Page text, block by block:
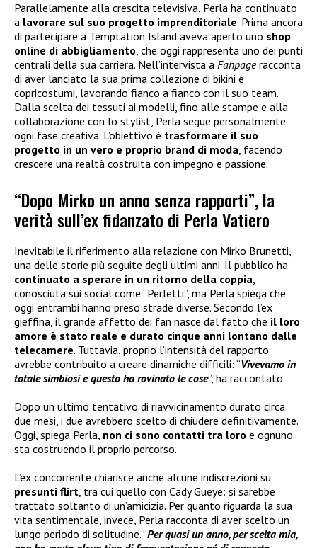
Parallelamente alla crescita televisiva, Perla ha continuato
a lavorare sul suo progetto imprenditoriale. Prima ancora
di partecipare a Temptation Island aveva aperto uno shop
online di abbigliamento, che oggi rappresenta uno dei punti
centrali della sua carriera. Nell’intervista a Fanpageracconta
di aver lanciato la sua prima collezione di bikini e
copricostumi, lavorando fianco a fianco con il suo team.
Dalla scelta dei tessuti ai modelli, fino alle stampe e alla
collaborazione con lo stylist, Perla segue personalmente
ogni fase creativa. L’obiettivo è trasformare il suo
progetto in un vero e proprio brand di moda, facendo
crescere una realtà costruita con impegno e passione.
“Dopo Mirko un anno senza rapporti”, la
verità sull’ex fidanzato di Perla Vatiero
Inevitabile il riferimento alla relazione con Mirko Brunetti,
una delle storie più seguite degli ultimi anni. Il pubblico ha
continuato a sperare in un ritorno della coppia
conosciuta sui social come “Perletti”, ma Perla spiega che
oggi entrambi hanno preso strade diverse. Secondo l’ex
gieffina, il grande affetto dei fan nasce dal fatto che il loro
amore è stato reale e durato cinque anni lontano dalle
telecamere. Tuttavia, proprio l’intensità del rapporto
avrebbe contribuito a creare dinamiche difficili: “Vivevamo in
totale simbiosi e questo ha rovinato le cose”, ha raccontato.
Dopo un ultimo tentativo di riavvicinamento durato circa
due mesi, i due avrebbero scelto di chiudere definitivamente.
Oggi, spiega Perla, non ci sono contatti tra loro e ognuno
sta costruendo il proprio percorso.
L’ex concorrente chiarisce anche alcune indiscrezioni su
presunti flirt , tra cui quello con Cady Gueye: si sarebbe
trattato soltanto di un’amicizia. Per quanto riguarda la sua
vita sentimentale, invece, Perla racconta di aver scelto un
lungo periodo di solitudine. “Per quasi un anno, per scelta mia,